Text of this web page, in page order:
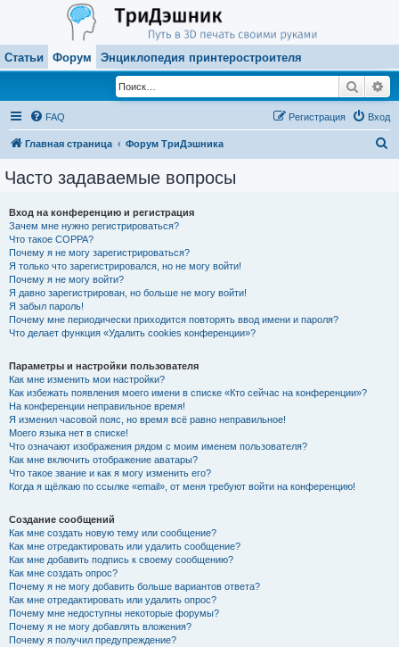
Статьи Форум Энциклопедия принтеростроителя
Поиск
FAQ Вход
Регистрация
Главная страница Форум ТриДэшника
Часто задаваемые вопросы
Вход на конференцию и регистрация
Зачем мне нужно регистрироваться?
Что такое COPPA?
Почему я не могу зарегистрироваться?
Я только что зарегистрировался, но не могу войти!
Почему я не могу войти?
Я давно зарегистрирован, но больше не могу войти!
Я забыл пароль!
Почему мне периодически приходится повторять ввод имени и пароля?
Что делает функция «Удалить cookies конференции»?
Параметры и настройки пользователя
Как мне изменить мои настройки?
Как избежать появления моего имени в списке «Кто сейчас на конференции»?
На конференции неправильное время!
Я изменил часовой пояс, но время всё равно неправильное!
Моего языка нет в списке!
Что означают изображения рядом с моим именем пользователя?
Как мне включить отображение аватары?
Что такое звание и как я могу изменить его?
Когда я щёлкаю по ссылке «email», от меня требуют войти на конференцию!
Создание сообщений
Как мне создать новую тему или сообщение?
Как мне отредактировать или удалить сообщение?
Как мне добавить подпись к своему сообщению?
Как мне создать опрос?
Почему я не могу добавить больше вариантов ответа?
Как мне отредактировать или удалить опрос?
Почему мне недоступны некоторые форумы?
Почему я не могу добавлять вложения?
Почему я получил предупреждение?